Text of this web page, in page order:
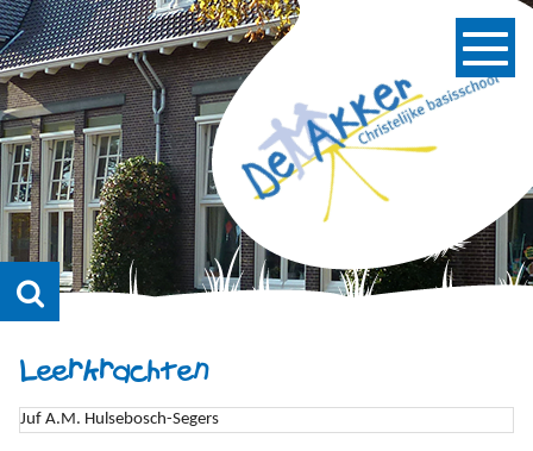
Leerkrachten
Juf A.M. Hulsebosch-Segers